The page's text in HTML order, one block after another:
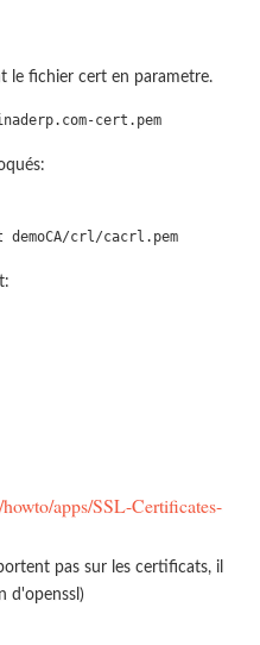
le fichier cert en parametre.
cert.pem
crl/cacrl.pem
apps/SSL-Certificates-
pas sur les certificats, il
d'openssl)